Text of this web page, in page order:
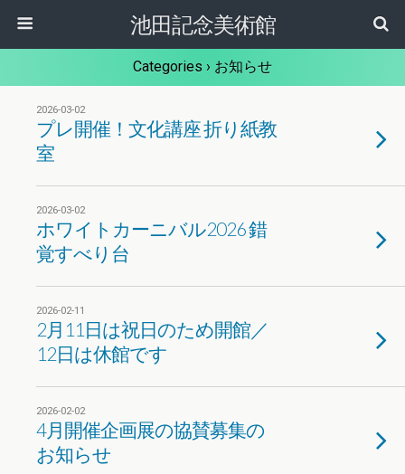
池田記念美術館
Categories › お知らせ
2026-03-02
プレ開催！文化講座 折り紙教
室
2026-03-02
ホワイトカーニバル2026 錯
覚すべり台
2026-02-11
2月11日は祝日のため開館／
12日は休館です
2026-02-02
4月開催企画展の協賛募集の
お知らせ